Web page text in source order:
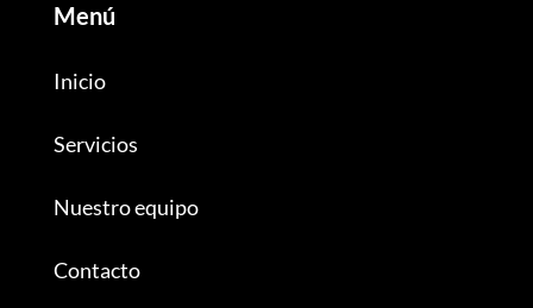
Menú
Inicio
Servicios
Nuestro equipo
Contacto